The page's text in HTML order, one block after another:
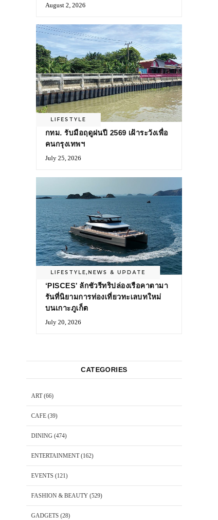
August 2, 2026
LIFESTYLE
กทม. รับมือฤดูฝนปี 2569 เฝ้าระวังเพื่อ
คนกรุงเทพฯ
July 25, 2026
LIFESTYLE,NEWS & UPDATE
‘PISCES’ ลักชัวรีทริปล่องเรือคาตามา
รันที่นิยามการท่องเที่ยวทะเลบทใหม่
บนเกาะภูเก็ต
July 20, 2026
CATEGORIES
ART(66)
CAFE (39)
DINING (474)
ENTERTAINMENT(162)
EVENTS (121)
FASHION & BEAUTY (529)
GADGETS (28)